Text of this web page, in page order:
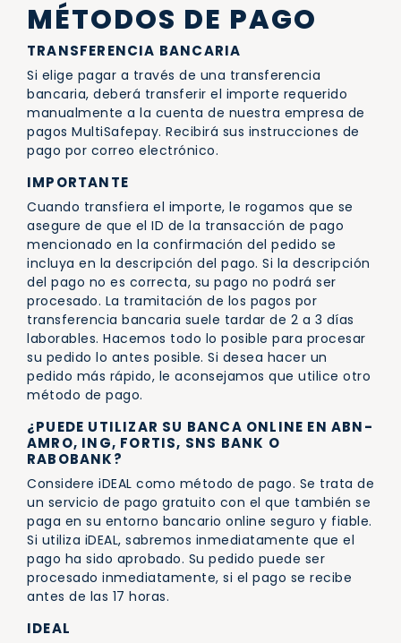
MÉTODOS DE PAGO
TRANSFERENCIA BANCARIA
Si elige pagar a través de una transferencia
bancaria, deberá transferir el importe requerido
manualmente a la cuenta de nuestra empresa de
pagos MultiSafepay. Recibirá sus instrucciones de
pago por correo electrónico.
IMPORTANTE
Cuando transfiera el importe, le rogamos que se
asegure de que el ID de la transacción de pago
mencionado en la confirmación del pedido se
incluya en la descripción del pago. Si la descripción
del pago no es correcta, su pago no podrá ser
procesado. La tramitación de los pagos por
transferencia bancaria suele tardar de 2 a 3 días
laborables. Hacemos todo lo posible para procesar
su pedido lo antes posible. Si desea hacer un
pedido más rápido, le aconsejamos que utilice otro
método de pago.
¿PUEDE UTILIZAR SU BANCA ONLINE EN ABN-
AMRO, ING, FORTIS, SNS BANK O
RABOBANK?
Considere iDEAL como método de pago. Se trata de
un servicio de pago gratuito con el que también se
paga en su entorno bancario online seguro y fiable.
Si utiliza iDEAL, sabremos inmediatamente que el
pago ha sido aprobado. Su pedido puede ser
procesado inmediatamente, si el pago se recibe
antes de las 17 horas.
IDEAL